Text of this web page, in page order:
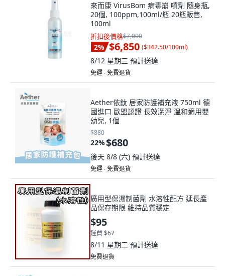
來而康 VirusBom 病毒崩 噴劑 隨身瓶,
20個, 100ppm,100ml/瓶 20瓶販售,
100ml
折扣後價格$7,000
2% $6,850 ($342.50/100ml)
8/12 星期三 預計送達
免運 ∙ 免費退貨
Aether依鈦 居家防護補充液 750ml 德
國進口 歐盟認證 長效潔淨 溫和適用嬰
幼兒, 1個
$880
22%$680
後天 8/8 (六) 預計送達
免運 ∙ 免費退貨
廣用型保濕制菌劑 水溶性配方 延長產
品保存期限 維持品質穩定
$95
運費 $67
8/11 星期二 預計送達
免費退貨